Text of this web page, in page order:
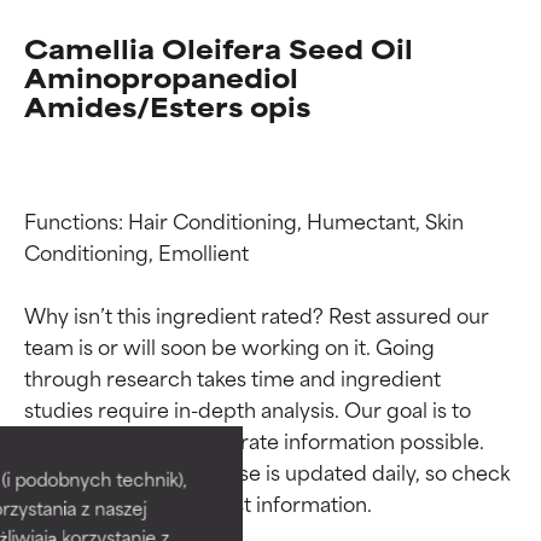
podobnych technik),
z naszej
Camellia Oleifera Seed Oil
Aminopropanediol
Amides/Esters opis
Functions: Hair Conditioning, Humectant, Skin
Conditioning, Emollient
Why isn’t this ingredient rated? Rest assured our
team is or will soon be working on it. Going
through research takes time and ingredient
studies require in-depth analysis. Our goal is to
provide the most accurate information possible.
This ingredient database is updated daily, so check
Oceny składników
BEST
Udowodnione i potwierdzone
Oceny składników
BEST
Udowodnione i potwierdzone